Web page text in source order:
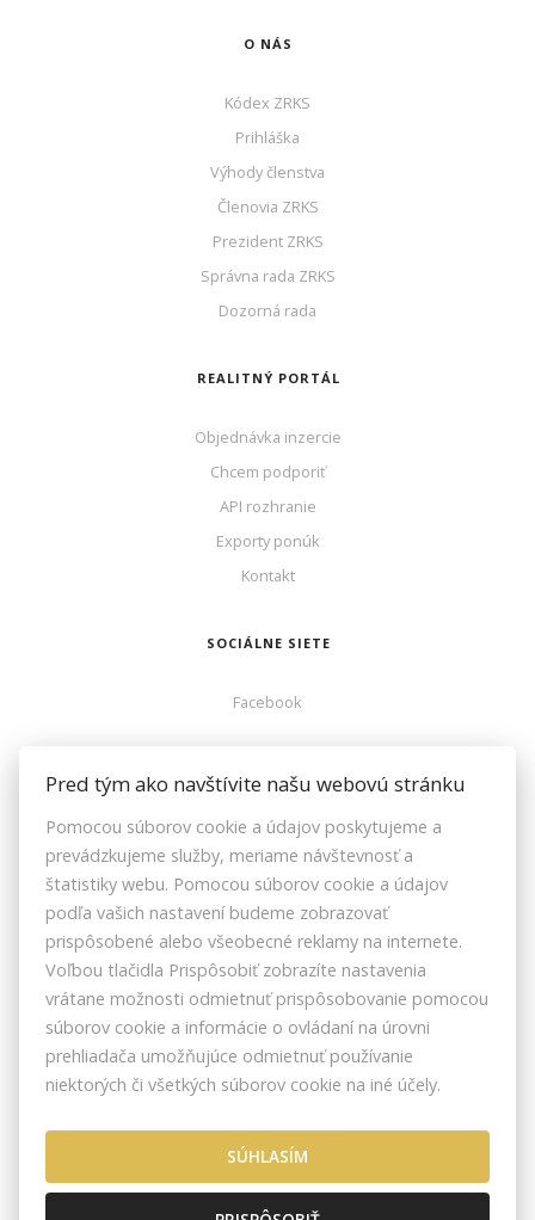
O NÁS
Kódex ZRKS
Prihláška
Výhody členstva
Členovia ZRKS
Prezident ZRKS
Správna rada ZRKS
Dozorná rada
REALITNÝ PORTÁL
Objednávka inzercie
Chcem podporiť
API rozhranie
Exporty ponúk
Kontakt
SOCIÁLNE SIETE
Facebook
Facebook
Instagram
Youtube
ZRKS | ZDRUŽENIE REALITNÝCH KANCELÁRIÍ SLOVENSKA © 2026
BOSÁKOVA 7, 851 04 BRATISLAVA, SLOVENSKO
NASTAVENIE COOKIES
Pred tým ako navštívite našu webovú stránku
Pomocou súborov cookie a údajov poskytujeme a
prevádzkujeme služby, meriame návštevnosť a
štatistiky webu. Pomocou súborov cookie a údajov
podľa vašich nastavení budeme zobrazovať
prispôsobené alebo všeobecné reklamy na internete.
Voľbou tlačidla Prispôsobiť zobrazíte nastavenia
vrátane možnosti odmietnuť prispôsobovanie pomocou
súborov cookie a informácie o ovládaní na úrovni
prehliadača umožňujúce odmietnuť používanie
niektorých či všetkých súborov cookie na iné účely.
SÚHLASÍM